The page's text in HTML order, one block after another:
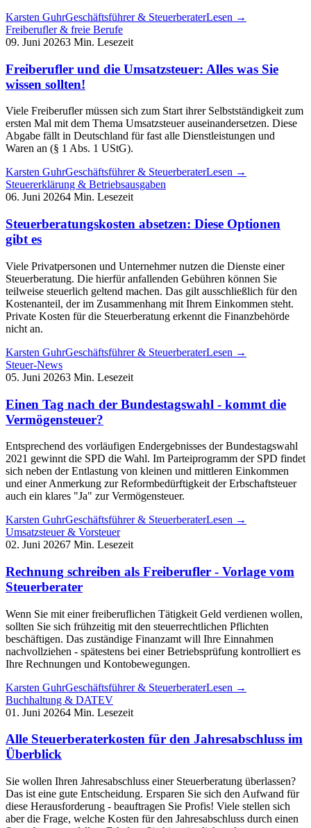
Karsten GuhrGeschäftsführer & SteuerberaterLesen →
Freiberufler & freie Berufe
09. Juni 20263 Min. Lesezeit
Freiberufler und die Umsatzsteuer: Alles was Sie
wissen sollten!
Viele Freiberufler müssen sich zum Start ihrer Selbstständigkeit zum
ersten Mal mit dem Thema Umsatzsteuer auseinandersetzen. Diese
Abgabe fällt in Deutschland für fast alle Dienstleistungen und
Waren an (§ 1 Abs. 1 UStG).
Karsten GuhrGeschäftsführer & SteuerberaterLesen →
Steuererklärung & Betriebsausgaben
06. Juni 20264 Min. Lesezeit
Steuerberatungskosten absetzen: Diese Optionen
gibt es
Viele Privatpersonen und Unternehmer nutzen die Dienste einer
Steuerberatung. Die hierfür anfallenden Gebühren können Sie
teilweise steuerlich geltend machen. Das gilt ausschließlich für den
Kostenanteil, der im Zusammenhang mit Ihrem Einkommen steht.
Private Kosten für die Steuerberatung erkennt die Finanzbehörde
nicht an.
Karsten GuhrGeschäftsführer & SteuerberaterLesen →
Steuer-News
05. Juni 20263 Min. Lesezeit
Einen Tag nach der Bundestagswahl - kommt die
Vermögensteuer?
Entsprechend des vorläufigen Endergebnisses der Bundestagswahl
2021 gewinnt die SPD die Wahl. Im Parteiprogramm der SPD findet
sich neben der Entlastung von kleinen und mittleren Einkommen
und einer Anmerkung zur Reformbedürftigkeit der Erbschaftsteuer
auch ein klares "Ja" zur Vermögensteuer.
Karsten GuhrGeschäftsführer & SteuerberaterLesen →
Umsatzsteuer & Vorsteuer
02. Juni 20267 Min. Lesezeit
Rechnung schreiben als Freiberufler - Vorlage vom
Steuerberater
Wenn Sie mit einer freiberuflichen Tätigkeit Geld verdienen wollen,
sollten Sie sich frühzeitig mit den steuerrechtlichen Pflichten
beschäftigen. Das zuständige Finanzamt will Ihre Einnahmen
nachvollziehen - spätestens bei einer Betriebsprüfung kontrolliert es
Ihre Rechnungen und Kontobewegungen.
Karsten GuhrGeschäftsführer & SteuerberaterLesen →
Buchhaltung & DATEV
01. Juni 20264 Min. Lesezeit
Alle Steuerberaterkosten für den Jahresabschluss im
Überblick
Sie wollen Ihren Jahresabschluss einer Steuerberatung überlassen?
Das ist eine gute Entscheidung. Ersparen Sie sich den Aufwand für
diese Herausforderung - beauftragen Sie Profis! Viele stellen sich
aber die Frage, welche Kosten für den Jahresabschluss durch einen